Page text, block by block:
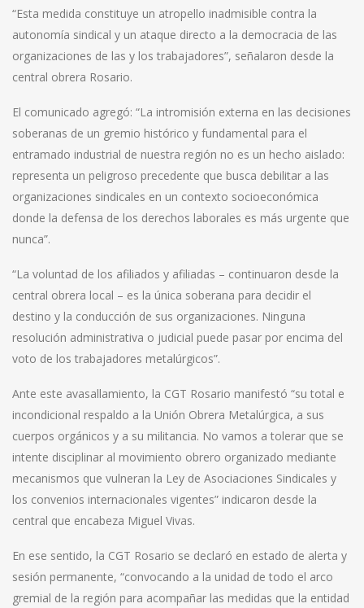
“Esta medida constituye un atropello inadmisible contra la
autonomía sindical y un ataque directo a la democracia de las
organizaciones de las y los trabajadores”, señalaron desde la
central obrera Rosario.
El comunicado agregó: “La intromisión externa en las decisiones
soberanas de un gremio histórico y fundamental para el
entramado industrial de nuestra región no es un hecho aislado:
representa un peligroso precedente que busca debilitar a las
organizaciones sindicales en un contexto socioeconómica
donde la defensa de los derechos laborales es más urgente que
nunca”.
“La voluntad de los afiliados y afiliadas – continuaron desde la
central obrera local – es la única soberana para decidir el
destino y la conducción de sus organizaciones. Ninguna
resolución administrativa o judicial puede pasar por encima del
voto de los trabajadores metalúrgicos”.
Ante este avasallamiento, la CGT Rosario manifestó “su total e
incondicional respaldo a la Unión Obrera Metalúrgica, a sus
cuerpos orgánicos y a su militancia. No vamos a tolerar que se
intente disciplinar al movimiento obrero organizado mediante
mecanismos que vulneran la Ley de Asociaciones Sindicales y
los convenios internacionales vigentes” indicaron desde la
central que encabeza Miguel Vivas.
En ese sentido, la CGT Rosario se declaró en estado de alerta y
sesión permanente, “convocando a la unidad de todo el arco
gremial de la región para acompañar las medidas que la entidad